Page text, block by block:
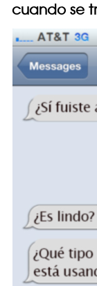
cuando se